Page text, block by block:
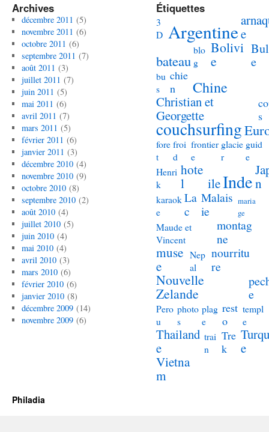
Archives
décembre 2011 (5)
novembre 2011 (6)
octobre 2011 (6)
septembre 2011 (7)
août 2011 (3)
juillet 2011 (7)
juin 2011 (5)
mai 2011 (6)
avril 2011 (7)
mars 2011 (5)
février 2011 (6)
janvier 2011 (3)
décembre 2010(4)
novembre 2010(9)
octobre 2010(8)
septembre 2010(2)
août 2010(4)
juillet 2010(5)
juin 2010(4)
mai 2010(4)
avril 2010(3)
mars 2010(6)
février 2010(6)
janvier 2010(8)
décembre 2009(14)
novembre 2009(6)
Étiquettes
3
D Argentinee
bateau
blo
g
Bolivi
e
e
bu
s
chie
n
Chine
Christian et
Georgette
s
couchsurfing
fore
t
froi
d
frontier
e
glacie
r
guid
e
Henri
k
hote
l
ileInden
karaok
e
La
c
Malais
ie
maria
ge
Maude et
Vincent
montag
ne
muse
e
Nep
al
nourritu
re
Nouvelle
Zelande
e
Pero
u
photo
s
plag
e
rest
o
templ
e
Thailand
e
trai
n
Tre
k
e
Vietna
m
Philadia